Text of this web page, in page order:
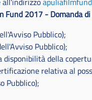
Fund 2017 - Domanda
Pubblico);
Pubblico);
della
relativa al
Pubblico);